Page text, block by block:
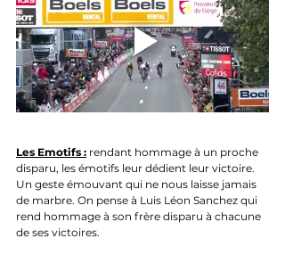
Les Emotifs : rendant hommage à un proche
disparu, les émotifs leur dédient leur victoire.
Un geste émouvant qui ne nous laisse jamais
de marbre. On pense à Luis Léon Sanchez qui
rend hommage à son frère disparu à chacune
de ses victoires.